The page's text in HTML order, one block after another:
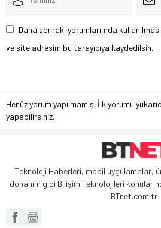
Daha sonraki yorumlarımda
ve site adresim bu tarayıcıya kaydedilsin.
Henüz yorum yapılmamış. İlk yorumu
yapabilirsiniz.
Teknoloji Haberleri, mobil uygulamalar,
donanım gibi Bilişim Teknolojileri
BTnet.com.tr